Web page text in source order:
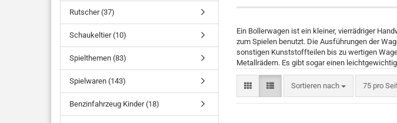
Ein Bollerwagen ist ein kleiner, vierrädriger
zum Spielen benutzt. Die Ausführungen der
sonstigen Kunststoffteilen bis zu wertigen
Metallrädern. Es gibt sogar einen
Sortieren nach 75 pro
Rutscher (37)
Schaukeltier (10)
Spielthemen (83)
Spielwaren (143)
Benzinfahrzeug Kinder (18)